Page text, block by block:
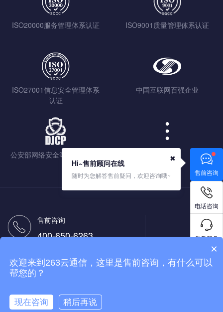
ISO20000服务管理体系认证 ISO9001质量管理体系认证
ISO27001信息安全管理体系
认证
中国互联网百强企业
公安部网络安全等级保护认证 查看更多
售前咨询
400-650-6263
400-650-9263
售前咨询
Hi~售前顾问在线
随时为您解答售前疑问，欢迎咨询哦~
✖
电话咨询
售后服务
×
欢迎来到263云通信，这里是售前咨询，有什么可以
帮您的？
现在咨询 稍后再说